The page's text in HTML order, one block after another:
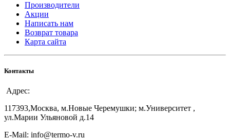
Производители
Акции
Написать нам
Возврат товара
Карта сайта
Контакты
Адрес:
117393,Москва, м.Новые Черемушки; м.Университет ,
ул.Марии Ульяновой д.14
E-Mail: info@termo-v.ru